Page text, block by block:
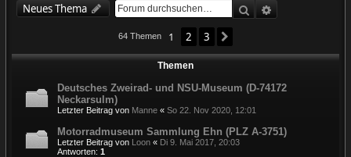
Neues Thema Suche
64 Themen 1 2 3
Themen
Deutsches Zweirad- und NSU-Museum (D-74172
Neckarsulm)
Letzter Beitrag von Manne « So 22. Nov 2020, 12:01
Motorradmuseum Sammlung Ehn (PLZ A-3751)
Letzter Beitrag von Loon « Di 9. Mai 2017, 20:03
Antworten: 1